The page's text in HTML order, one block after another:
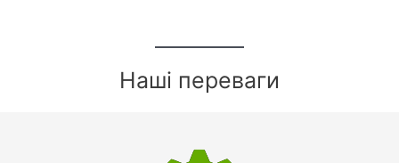
Наші переваги